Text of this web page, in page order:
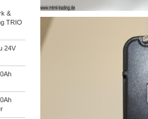
&
TRIO
24V